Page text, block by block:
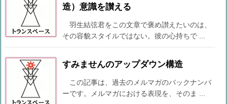
造）意識を讃える
羽生結弦君をこの文章で褒め讃えたいのは、
その容貌スタイルではない。彼の心持ちで ...
すみませんのアップダウン構造
この記事は、過去のメルマガのバックナンバ
ーです。メルマガにおける表現を、そのま ...